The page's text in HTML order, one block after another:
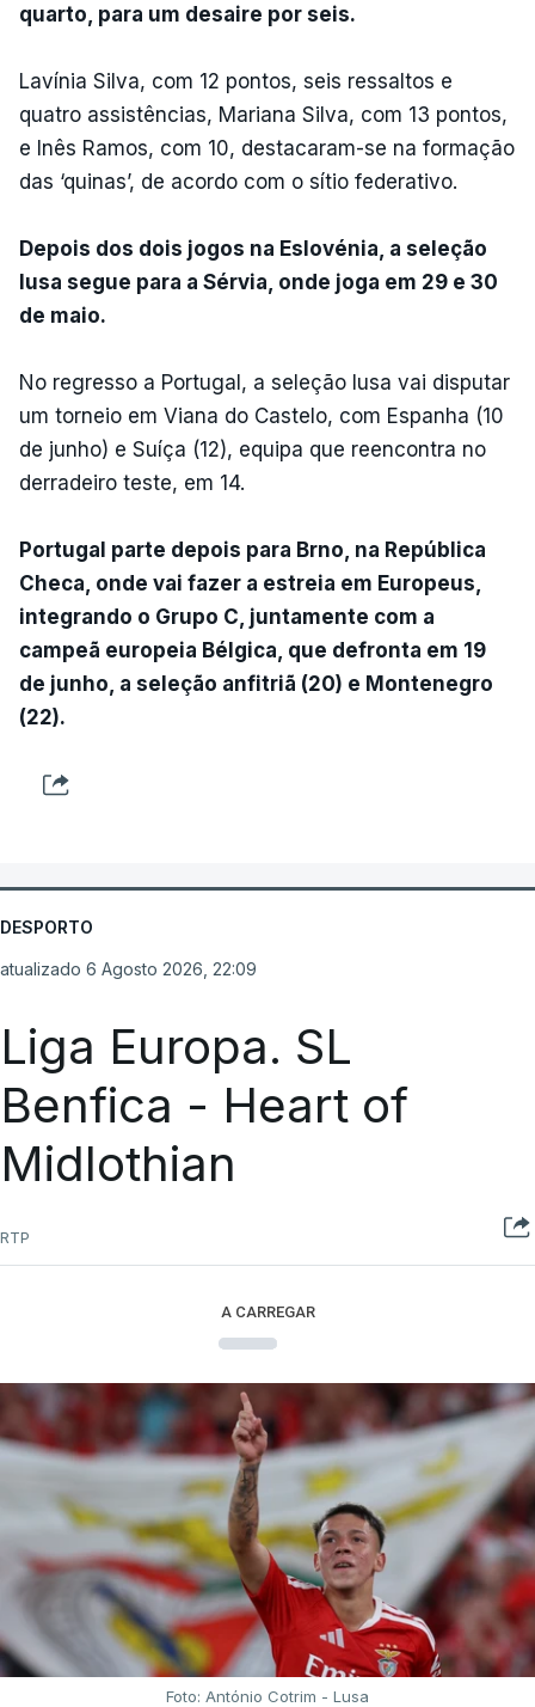
quarto, para um desaire por seis.
Lavínia Silva, com 12 pontos, seis ressaltos e
quatro assistências, Mariana Silva, com 13 pontos,
e Inês Ramos, com 10, destacaram-se na formação
das ‘quinas’, de acordo com o sítio federativo.
Depois dos dois jogos na Eslovénia, a seleção
lusa segue para a Sérvia, onde joga em 29 e 30
de maio.
No regresso a Portugal, a seleção lusa vai disputar
um torneio em Viana do Castelo, com Espanha (10
de junho) e Suíça (12), equipa que reencontra no
derradeiro teste, em 14.
Portugal parte depois para Brno, na República
Checa, onde vai fazer a estreia em Europeus,
integrando o Grupo C, juntamente com a
campeã europeia Bélgica, que defronta em 19
de junho, a seleção anfitriã (20) e Montenegro
(22).
DESPORTO
atualizado 6 Agosto 2026, 22:09
Liga Europa. SL
Benfica - Heart of
Midlothian
RTP
A CARREGAR
Foto: António Cotrim - Lusa